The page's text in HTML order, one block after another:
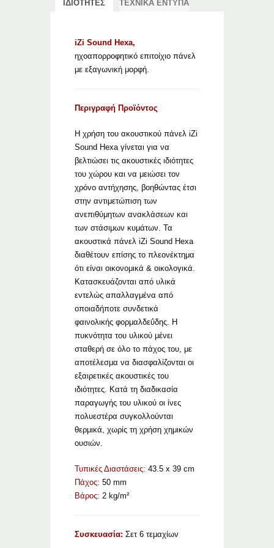
ΙΔΙΟΤΗΤΕΣ ΤΕΧΝΙΚΑ ΕΝΤΥΠΑ
iZi Sound Hexa,
ηχοαπορροφητικό επιτοίχιο πάνελ
με εξαγωνική μορφή.
Περιγραφή Προϊόντος
Η χρήση του ακουστικού πάνελ iZi
Sound Hexa γίνεται για να
βελτιώσει τις ακουστικές ιδιότητες
του χώρου και να μειώσει τον
χρόνο αντήχησης, βοηθώντας έτσι
στην αντιμετώπιση των
ανεπιθύμητων ανακλάσεων και
των στάσιμων κυμάτων. Τα
ακουστικά πάνελ iZi Sound Hexa
διαθέτουν επίσης το πλεονέκτημα
ότι είναι οικονομικά & οικολογικά.
Κατασκευάζονται από υλικά
εντελώς απαλλαγμένα από
οποιαδήποτε συνδετικά
φαινολικής φορμαλδεΰδης. Η
πυκνότητα του υλικού μένει
σταθερή σε όλο το πάχος του, με
αποτέλεσμα να διασφαλίζονται οι
εξαιρετικές ακουστικές του
ιδιότητες. Κατά τη διαδικασία
παραγωγής του υλικού οι ίνες
πολυεστέρα συγκολλούνται
θερμικά, χωρίς τη χρήση χημικών
ουσιών.
Τυπικές Διαστάσεις: 43.5 x 39 cm
Πάχος: 50 mm
Βάρος: 2 kg/m²
Συσκευασία: Σετ 6 τεμαχίων